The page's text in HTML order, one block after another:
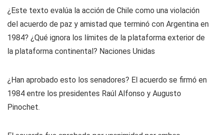
¿Este texto evalúa la acción de Chile como una violación
del acuerdo de paz y amistad que terminó con Argentina en
1984? ¿Qué ignora los límites de la plataforma exterior de
la plataforma continental? Naciones Unidas
¿Han aprobado esto los senadores? El acuerdo se firmó en
1984 entre los presidentes Raúl Alfonso y Augusto
Pinochet.